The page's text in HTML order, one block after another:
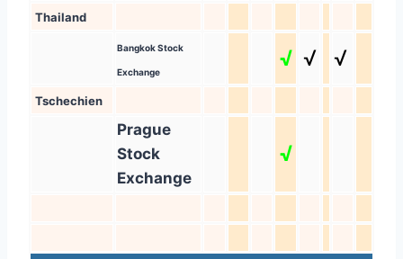
Thailand
Bangkok Stock
Exchange
√ √ √
Tschechien
Prague
Stock
Exchange
√